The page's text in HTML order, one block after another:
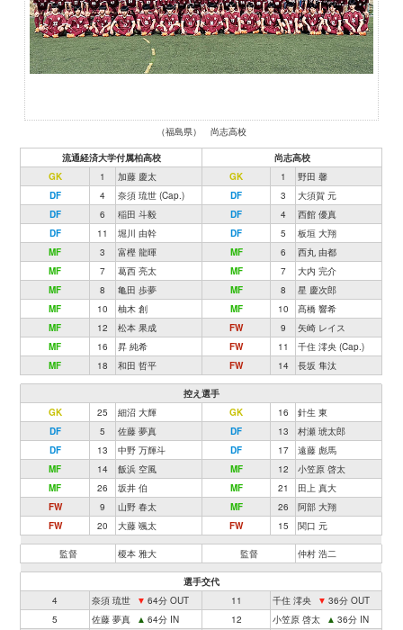
（福島県） 尚志高校
流通経済大学付属柏高校
尚志高校
GK
1 加藤 慶太 GK 1
野田 馨
DF
4 奈須 琉世 (Cap.) DF 3
大須賀 元
DF
6 稲田 斗毅 DF 4
西館 優真
DF
11 堀川 由幹 DF 5
板垣 大翔
MF
3 富樫 龍暉 MF 6
西丸 由都
MF
7 葛西 亮太 MF 7
大内 完介
MF
8 亀田 歩夢 MF 8
星 慶次郎
MF
10 柚木 創 MF 10
髙橋 響希
MF
12 松本 果成 FW 9
矢崎 レイス
MF
16 昇 純希 FW 11
千住 澪央 (Cap.)
MF
18 和田 哲平 FW 14 長坂 隼汰
控え選手
GK
25 細沼 大輝 GK 16
針生 東
DF
5 佐藤 夢真 DF 13
村瀬 琥太郎
DF
13 中野 万輝斗 DF 17
遠藤 彪馬
MF
14 飯浜 空風 MF 12
小笠原 啓太
MF
26 坂井 伯 MF 21
田上 真大
FW
9 山野 春太 MF 26
阿部 大翔
FW
20 大藤 颯太 FW 15 関口 元
監督 榎本 雅大 監督 仲村 浩二
選手交代
4
奈須 琉世 ▼ 64分 OUT 11 千住 澪央 ▼ 36分 OUT
5
佐藤 夢真 ▲ 64分 IN 12 小笠原 啓太 ▲ 36分 IN